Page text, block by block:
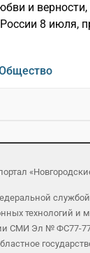
и верности,
8 июля,
технологий и
СМИ Эл № ФС77-